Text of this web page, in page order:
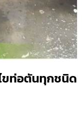
ขท่อตันทุกชนิด